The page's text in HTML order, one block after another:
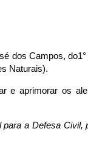
dos Campos, do1°
Naturais).
e aprimorar os
para a Defesa Civil,